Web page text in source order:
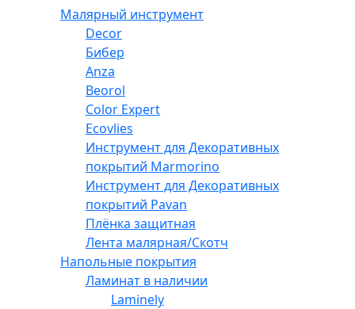
Малярный инструмент
Decor
Бибер
Anza
Beorol
Color Expert
Ecovlies
Инструмент для Декоративных
покрытий Marmorino
Инструмент для Декоративных
покрытий Pavan
Плёнка защитная
Лента малярная/Скотч
Напольные покрытия
Ламинат в наличии
Laminely